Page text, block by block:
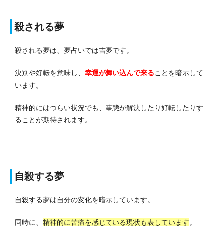
殺される夢
殺される夢は、夢占いでは吉夢です。
決別や好転を意味し、 幸運が舞い込んで来ることを暗示して
います。
精神的にはつらい状況でも、事態が解決したり好転したりす
ることが期待されます。
自殺する夢
自殺する夢は自分の変化を暗示しています。
同時に、 精神的に苦痛を感じている現状も表しています。